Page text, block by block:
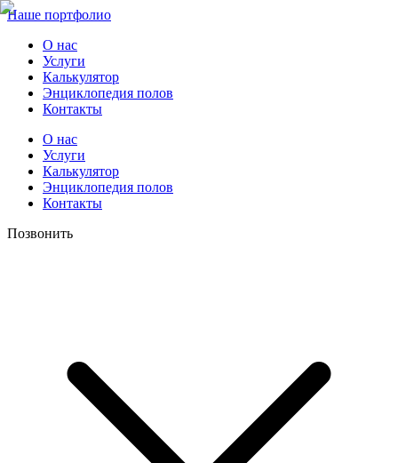
Наше портфолио
О нас
Услуги
Калькулятор
Энциклопедия полов
Контакты
О нас
Услуги
Калькулятор
Энциклопедия полов
Контакты
Позвонить